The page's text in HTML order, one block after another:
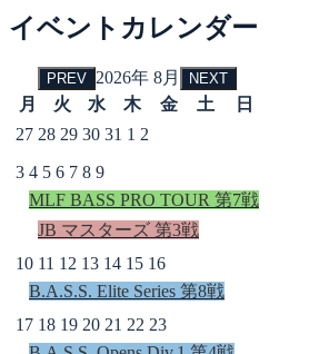
イベントカレンダー
PREV 2026年 8月 NEXT
月 火 水 木 金 土
日
27 28 29 30 31 1 2
3 4 5 6 7 8 9
MLF BASS PRO TOUR 第7戦
JB マスターズ 第3戦
10 11 12 13 14 15 16
B.A.S.S. Elite Series 第8戦
17 18 19 20 21 22 23